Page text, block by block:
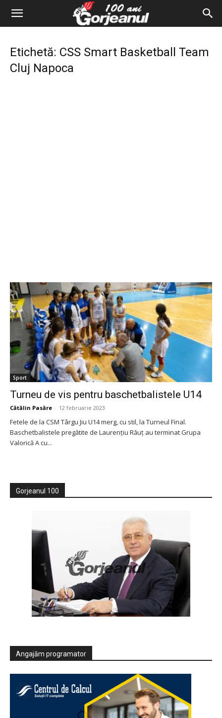
Etichetă: CSS Smart Basketball Team
Cluj Napoca
Sport
Turneu de vis pentru baschetbalistele U14
Cătălin Pasăre - 12 februarie 2023
Fetele de la CSM Târgu Jiu U14 merg, cu stil, la Turneul Final.
Baschetbalistele pregătite de Laurențiu Răuț au terminat Grupa
Valorică A cu...
Gorjeanul 100
Angajăm programator